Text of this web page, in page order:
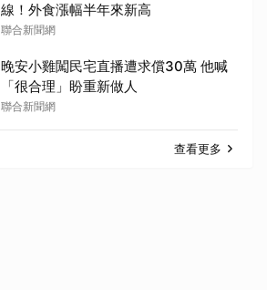
線！外食漲幅半年來新高
聯合新聞網
晚安小雞闖民宅直播遭求償30萬 他喊
「很合理」盼重新做人
聯合新聞網
查看更多